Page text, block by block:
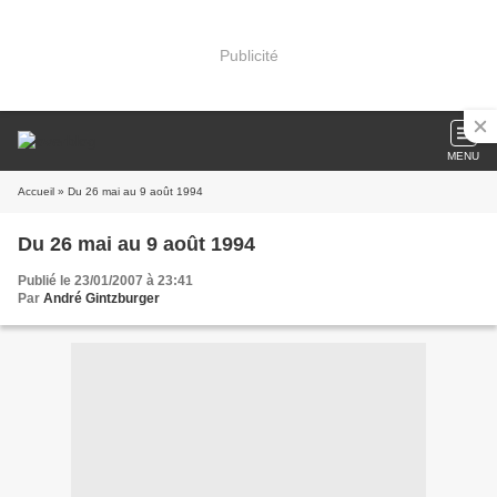
Publicité
MENU
Accueil » Du 26 mai au 9 août 1994
Du 26 mai au 9 août 1994
Publié le 23/01/2007 à 23:41
Par André Gintzburger